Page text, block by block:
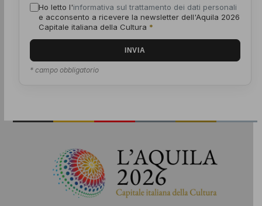
Ho letto l'informativa sul trattamento dei dati personali
e acconsento a ricevere la newsletter dell'Aquila 2026
Capitale italiana della Cultura *
* campo obbligatorio